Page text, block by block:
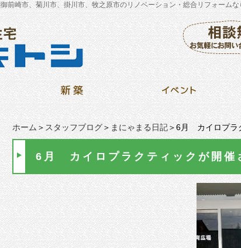
御前崎市、菊川市、掛川市、牧之原市のリノベーション・総合リフォーム
ホーム＞スタッフブログ＞まにゃまる日記＞6月 カイロプラ
6月 カイロプラクティックが開催